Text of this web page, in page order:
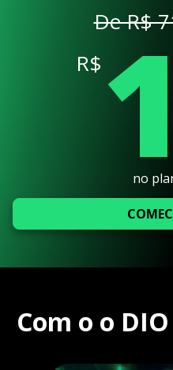
De R$
R$
no
Com o o